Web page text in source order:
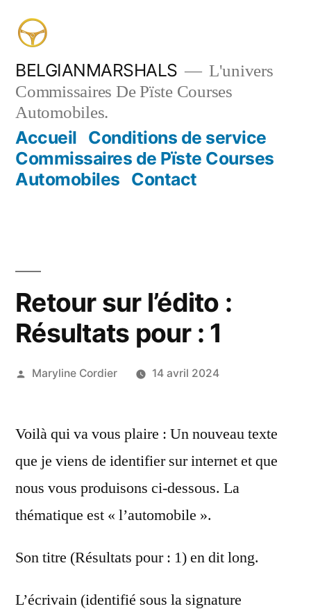
contenu
BELGIANMARSHALS
L'univers
Commissaires De Pïste Courses
Automobiles.
Accueil Conditions de service
Commissaires de Pïste Courses
Automobiles Contact
Retour sur l’édito :
Résultats pour : 1
Publié
Maryline Cordier 14 avril 2024
Voilà qui va vous plaire : Un nouveau texte
que je viens de identifier sur internet et que
nous vous produisons ci-dessous. La
thématique est « l’automobile ».
Son titre (Résultats pour : 1) en dit long.
L’écrivain (identifié sous la signature